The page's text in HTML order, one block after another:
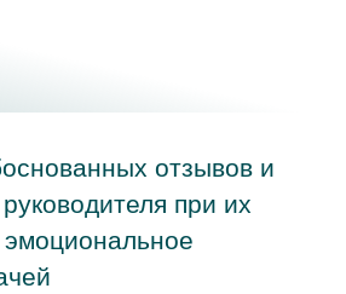
отзывов и
при их